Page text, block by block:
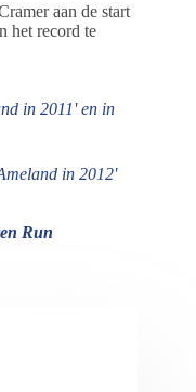
aan de start
het record te
in 2011' en in
in 2012'
Run